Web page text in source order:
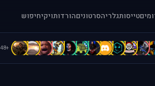
טייסותגלריהסרטוניםהורדותויקיחיפוש
A
b
B
B
b
C
C
C
D
D
d
+48